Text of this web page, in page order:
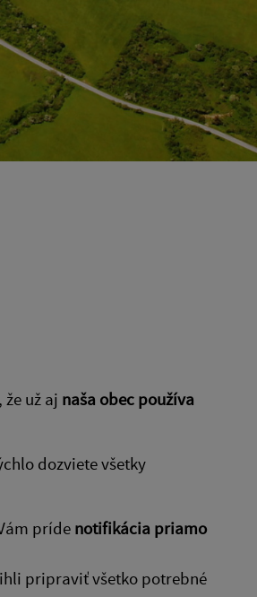
už aj naša obec používa
dozviete všetky
príde notifikácia priamo
pripraviť všetko potrebné